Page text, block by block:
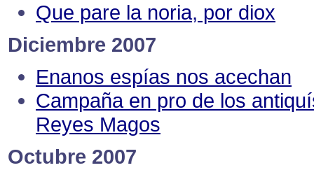
Que pare la noria, por diox
Diciembre 2007
Enanos espías nos acechan
Campaña en pro de los
Reyes Magos
Octubre 2007